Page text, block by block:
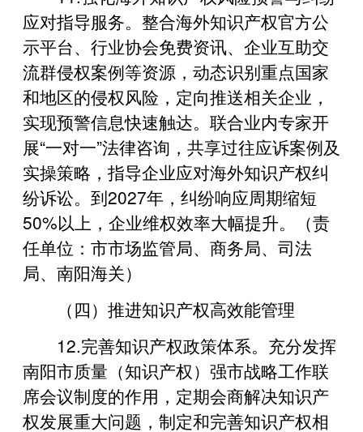
应对指导服务。整合海外知识产权官方公
示平台、行业协会免费资讯、企业互助交
流群侵权案例等资源，动态识别重点国家
和地区的侵权风险，定向推送相关企业，
实现预警信息快速触达。联合业内专家开
展“一对一”法律咨询，共享过往应诉案例及
实操策略，指导企业应对海外知识产权纠
纷诉讼。到2027年，纠纷响应周期缩短
50%以上，企业维权效率大幅提升。（责
任单位：市市场监管局、商务局、司法
局、南阳海关）
（四）推进知识产权高效能管理
12.‌完善知识产权政策体系。充分发挥
南阳市质量（知识产权）强市战略工作联
席会议制度的作用，定期会商解决知识产
权发展重大问题，制定和完善知识产权相